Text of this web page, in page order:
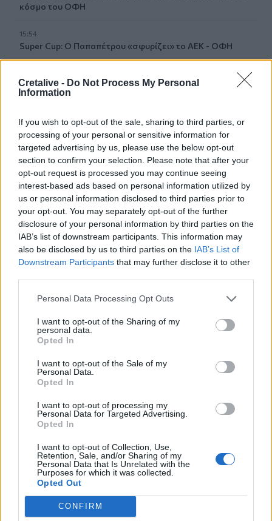
Cretalive - Do Not Process My Personal
Information
If you wish to opt-out of the sale, sharing to third parties, or
processing of your personal or sensitive information for
targeted advertising by us, please use the below opt-out
section to confirm your selection. Please note that after your
opt-out request is processed you may continue seeing
interest-based ads based on personal information utilized by
us or personal information disclosed to third parties prior to
your opt-out. You may separately opt-out of the further
disclosure of your personal information by third parties on the
IAB’s list of downstream participants. This information may
also be disclosed by us to third parties on the IAB’s List of
Downstream Participants that may further disclose it to other
Personal Data Processing Opt Outs
I want to opt-out of the Sharing of my
personal data.
Opted In
I want to opt-out of the Sale of my
Personal Data.
Opted In
I want to opt-out of processing my
Personal Data for Targeted Advertising.
Opted In
I want to opt-out of Collection, Use,
Retention, Sale, and/or Sharing of my
Personal Data that Is Unrelated with the
Purposes for which it was collected.
Opted Out
CONFIRM
κόσμο του ΟΦΗ
15:54
Super Cup: Ο Παπαπέτρου «σφυρίζει» το ΑΕΚ - ΟΦΗ
Χανιά: Δίκτυο 62 κοινόχρηστων κρηνών προσφέρει
δωρεάν πόσιμο νερό σε δημόσιους χώρους
15:49
Φεστιβάλ Κρήτης: Η μουσική παράσταση «Η Εποχή του
Ονείρου» σε Οροπέδιο Λασιθίου και Αρχάνες
15:46
Παπασταύρου: Σχεδόν ανέπαφο διασώθηκε το
φοινικόδασος της Πρέβελης από τη μεγάλη πυρκαγιά
15:44
Χρηματοδότηση-ανάσα για τον παραλιακό δρόμο του
Αγίου Βασιλείου μετά τις πυρκαγιές
15:41
επιχείρησε να πετάξει με τέσσερα μαχαίρια σε
Προσωρινή διακοπή κυκλοφορίας την Παρασκευή
ΚΡΗΤΗ 16:44